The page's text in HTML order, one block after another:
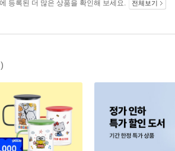
등록된 더 많은 상품을 확인해 보세요. 전체보기